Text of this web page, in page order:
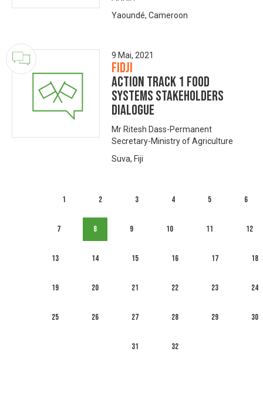
Yaoundé, Cameroon
9 Mai, 2021
Fidji
Action Track 1 Food
Systems Stakeholders
Dialogue
Mr Ritesh Dass-Permanent
Secretary-Ministry of Agriculture
Suva, Fiji
1 2 3 4 5 6
7 8 9 10 11 12
13 14 15 16 17 18
19 20 21 22 23 24
25 26 27 28 29 30
31 32